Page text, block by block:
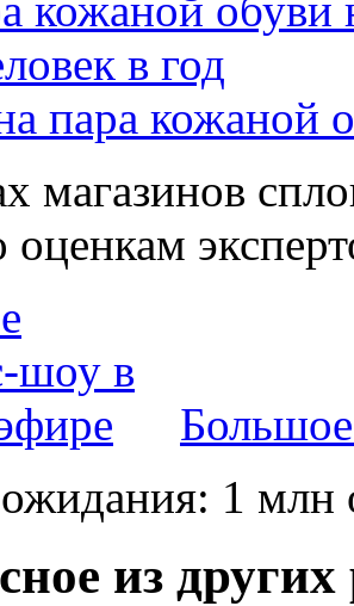
пара кожаной
магазинов
оценкам
1 млн
из